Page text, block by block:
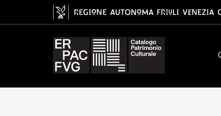
potenziometro, Allocchio